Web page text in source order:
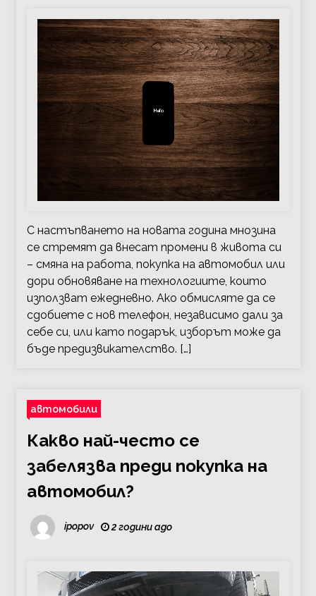
С настъпването на новата година мнозина
се стремят да внесат промени в живота си
– смяна на работа, покупка на автомобил или
дори обновяване на технологиите, които
използват ежедневно. Ако обмисляте да се
сдобиете с нов телефон, независимо дали за
себе си, или като подарък, изборът може да
бъде предизвикателство. […]
автомобили
Какво най-често се
забелязва преди покупка на
автомобил?
ipopov 2 години ago